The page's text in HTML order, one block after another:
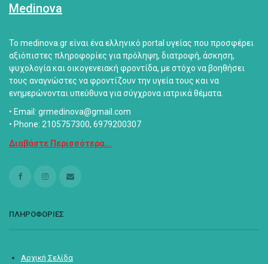
Medinova
Το medinova.gr είναι ένα ελληνικό portal υγείας που προσφέρει
αξιόπιστες πληροφορίες για πρόληψη, διατροφή, άσκηση,
ψυχολογία και οικογενειακή φροντίδα, με στόχο να βοηθήσει
τους αναγνώστες να φροντίζουν την υγεία τους και να
ενημερώνονται υπεύθυνα για σύγχρονα ιατρικά θέματα.
• Email: grmedinova@gmail.com
• Phone: 2105757300, 6979200307
Διαβάστε Περισσότερα...
ΠΛΗΡΟΦΟΡΙΕΣ
Αρχική Σελίδα